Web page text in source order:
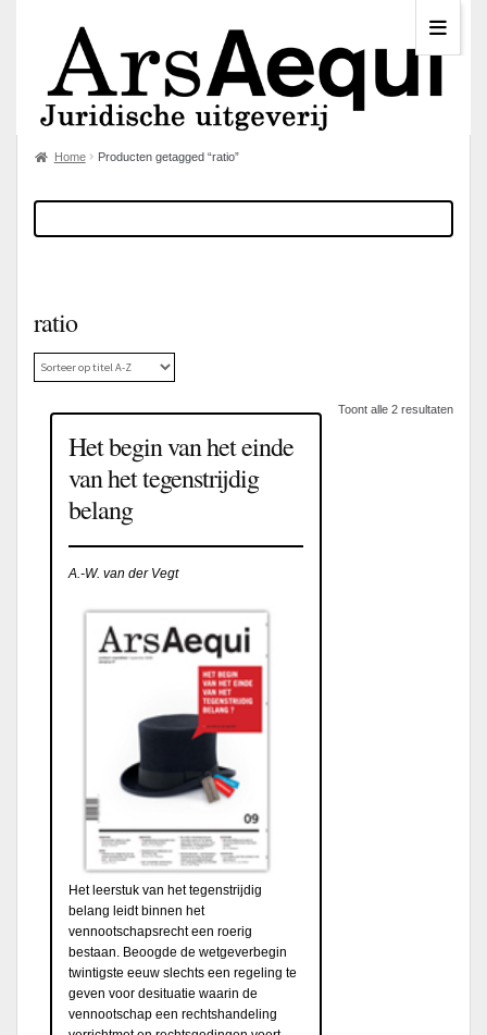
Home Producten getagged “ratio”
ratio
Toont alle 2 resultaten
Het begin van het einde
van het tegenstrijdig
belang
A.-W. van der Vegt
Het leerstuk van het tegenstrijdig
belang leidt binnen het
vennootschapsrecht een roerig
bestaan. Beoogde de wetgeverbegin
twintigste eeuw slechts een regeling te
geven voor desituatie waarin de
vennootschap een rechtshandeling